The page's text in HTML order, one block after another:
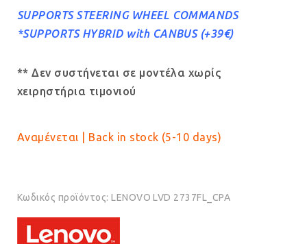
SUPPORTS STEERING WHEEL COMMANDS
*SUPPORTS HYBRID with CANBUS (+39€)
** Δεν συστήνεται σε μοντέλα χωρίς
χειρηστήρια τιμονιού
Αναμένεται | Back in stock (5-10 days)
Κωδικός προϊόντος:LENOVO LVD 2737FL_CPA